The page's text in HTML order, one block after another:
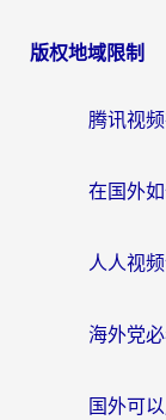
版权地域限制